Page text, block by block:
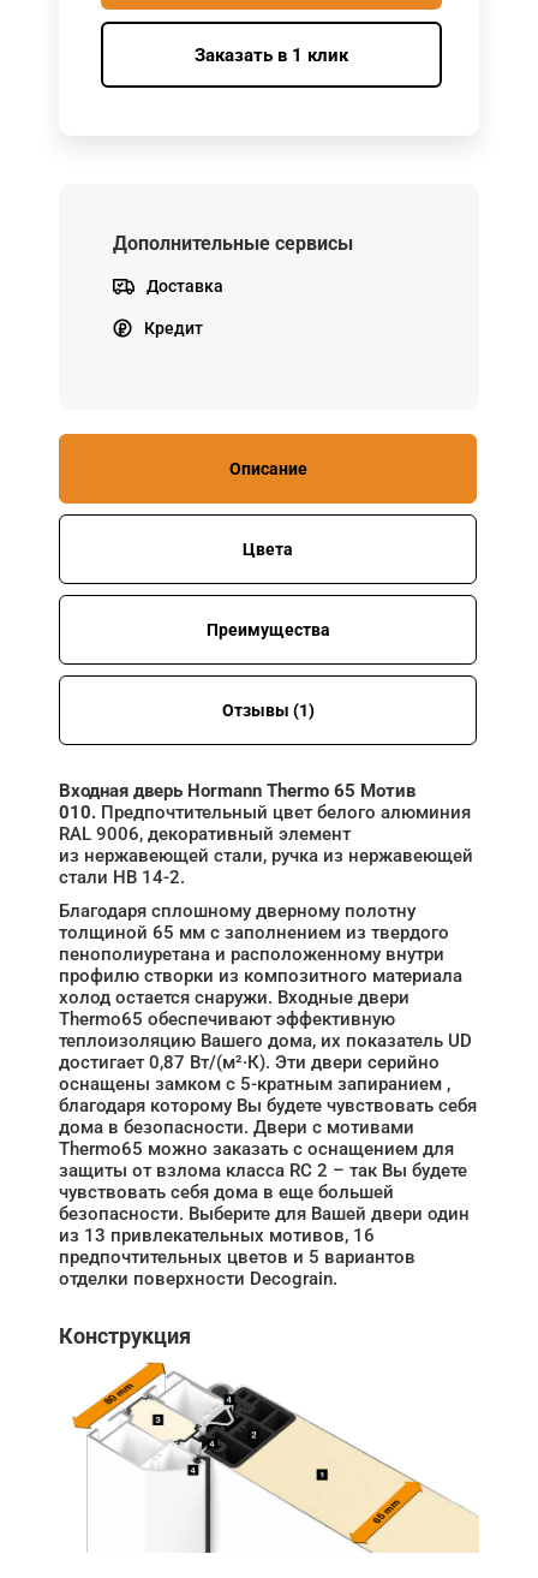
Заказать в 1 клик
Дополнительные сервисы
Доставка
Кредит
Описание
Цвета
Преимущества
Отзывы (1)
Входная дверь Hormann Thermo 65 Мотив
010. Предпочтительный цвет белого алюминия
RAL 9006, декоративный элемент
из нержавеющей стали, ручка из нержавеющей
стали HB 14‑2.
Благодаря сплошному дверному полотну
толщиной 65 мм с заполнением из твердого
пенополиуретана и расположенному внутри
профилю створки из композитного материала
холод остается снаружи. Входные двери
Thermo65 обеспечивают эффективную
теплоизоляцию Вашего дома, их показатель UD
достигает 0,87 Вт/(м²·К). Эти двери серийно
оснащены замком с 5-кратным запиранием ,
благодаря которому Вы будете чувствовать себя
дома в безопасности. Двери с мотивами
Thermo65 можно заказать с оснащением для
защиты от взлома класса RC 2 – так Вы будете
чувствовать себя дома в еще большей
безопасности. Выберите для Вашей двери один
из 13 привлекательных мотивов, 16
предпочтительных цветов и 5 вариантов
отделки поверхности Decograin.
Конструкция